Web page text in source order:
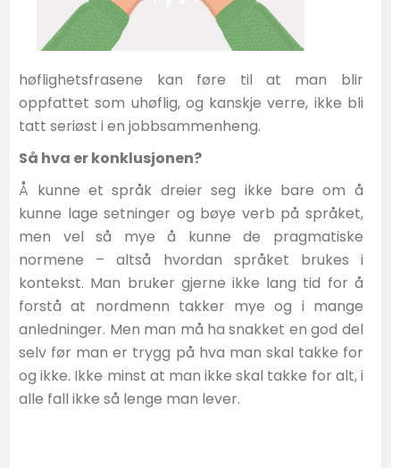
høflighetsfrasene kan føre til at man blir
oppfattet som uhøflig, og kanskje verre, ikke bli
tatt seriøst i en jobbsammenheng.
Så hva er konklusjonen?
Å kunne et språk dreier seg ikke bare om å
kunne lage setninger og bøye verb på språket,
men vel så mye å kunne de pragmatiske
normene – altså hvordan språket brukes i
kontekst. Man bruker gjerne ikke lang tid for å
forstå at nordmenn takker mye og i mange
anledninger. Men man må ha snakket en god del
selv før man er trygg på hva man skal takke for
og ikke. Ikke minst at man ikke skal takke for alt, i
alle fall ikke så lenge man lever.